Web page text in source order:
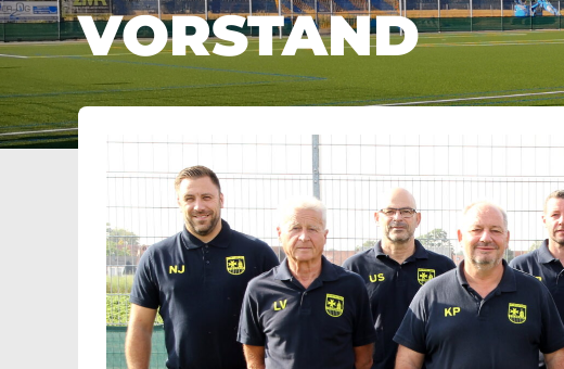
VORSTAND